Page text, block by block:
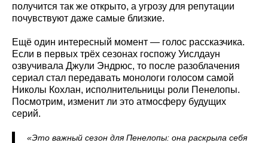
получится так же открыто, а угрозу для репутации
почувствуют даже самые близкие.
Ещё один интересный момент — голос рассказчика.
Если в первых трёх сезонах госпожу Уислдаун
озвучивала Джули Эндрюс, то после разоблачения
сериал стал передавать монологи голосом самой
Николы Кохлан, исполнительницы роли Пенелопы.
Посмотрим, изменит ли это атмосферу будущих
серий.
«Это важный сезон для Пенелопы: она раскрыла себя